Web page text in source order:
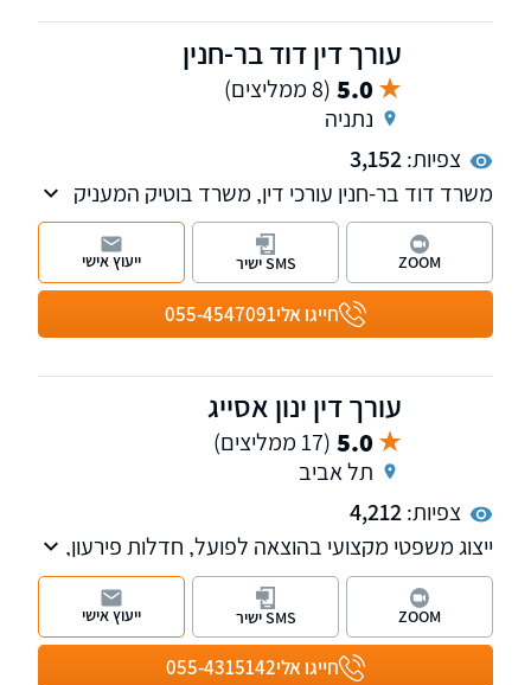
עורך דין דוד בר-חנין
5.0 (8 ממליצים)
נתניה
צפיות:3,152
משרד דוד בר-חנין עורכי דין, משרד בוטיק המעניק
ייעוץ וייצוג משפטי איכותי לקהל הרחב, תוך דגש על
ליווי אישי, מקצועיות בלתי מתפשרת ויחס אנושי
בגובה העיניים.
במשרדנו מאמינים כי מאחורי כל תיק עומד אדם
הקשבה, שקיפות וליווי צמוד לאורך כל הדרך, כדי
להבטיח עבורך שקט וביטחון משפטי אמיתי.
חייגו אלי055-4547091
ZOOM SMS ישיר ייעוץ אישי
עורך דין ינון אסייג
5.0 (17 ממליצים)
תל אביב
צפיות:4,212
ייצוג משפטי מקצועי בהוצאה לפועל, חדלות פירעון,
תביעות שכירות ופינוי מקרקעין, טיפול בתביעות
ביטוח ונזיקין, מעמד אישי וכניסה לישראל ודיני
תיירות ותעופה. המשרד ממוקם בתל אביב ובעל
שלוחות במרכז הארץ.חייגו אלי055-4315142
ZOOM SMS ישיר ייעוץ אישי